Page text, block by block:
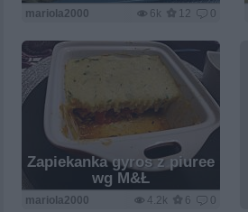
6k 12 0
mariola2000
Zapiekanka gyros z piuree
wg M&Ł
4.2k 6 0
mariola2000